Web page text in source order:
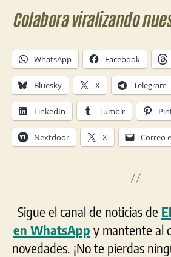
Colabora viralizando
WhatsApp Facebook
Bluesky X Telegram
LinkedIn Tumblr
Nextdoor X Correo
Sigue el canal de noticias de
en WhatsApp y mantente al
novedades. ¡No te pierdas